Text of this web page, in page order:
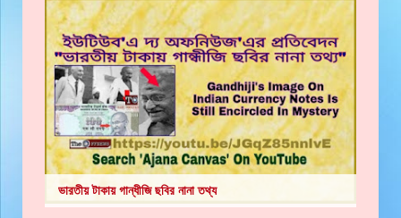
ভারতীয় টাকায় গান্ধীজি ছবির নানা তথ্য